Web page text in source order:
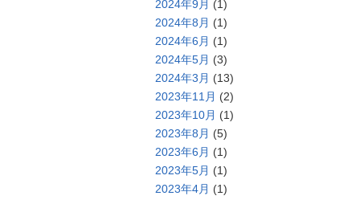
2024年9月 (1)
2024年8月 (1)
2024年6月 (1)
2024年5月 (3)
2024年3月 (13)
2023年11月 (2)
2023年10月 (1)
2023年8月 (5)
2023年6月 (1)
2023年5月 (1)
2023年4月 (1)